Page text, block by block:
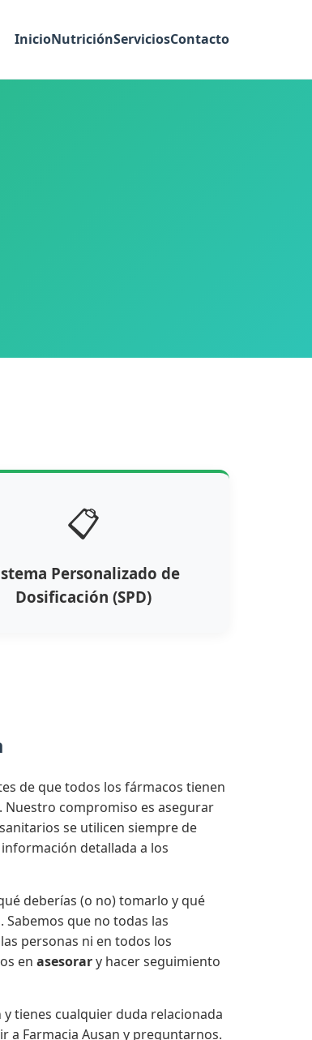
InicioNutriciónServiciosContacto
📋
Personalizado de
Dosificación (SPD)
de que todos los fármacos tienen
Nuestro compromiso es asegurar
se utilicen siempre de
detallada a los
deberías (o no) tomarlo y qué
que no todas las
personas ni en todos los
en asesorary hacer seguimiento
y tienes cualquier duda relacionada
a Farmacia Ausan y preguntarnos.